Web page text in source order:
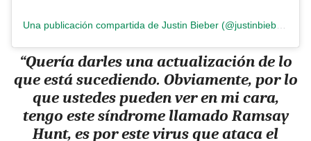
“Quería darles una actualización de lo
que está sucediendo. Obviamente, por lo
que ustedes pueden ver en mi cara,
tengo este síndrome llamado Ramsay
Hunt, es por este virus que ataca el